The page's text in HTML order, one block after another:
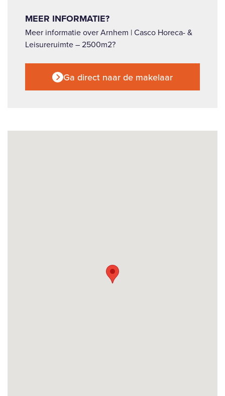
MEER INFORMATIE?
Meer informatie over Arnhem | Casco Horeca- &
Leisureruimte – 2500m2?
Ga direct naar de makelaar